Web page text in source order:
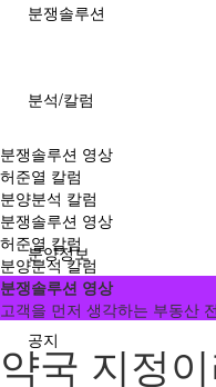
분쟁솔루션
분석/칼럼
분쟁솔루션 영상
허준열 칼럼
분양분석 칼럼
분양정보
공지
분쟁솔루션 영상
허준열 칼럼
분양분석 칼럼
분쟁솔루션 영상
고객을 먼저 생각하는 부동산
약국 지정